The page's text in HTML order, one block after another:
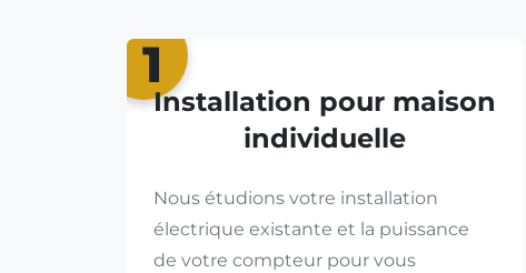
1
Installation pour maison
individuelle
Nous étudions votre installation
électrique existante et la puissance
de votre compteur pour vous